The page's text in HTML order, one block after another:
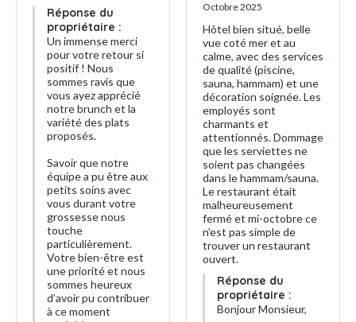
Réponse du
propriétaire :
Un immense merci
pour votre retour si
positif ! Nous
sommes ravis que
vous ayez apprécié
notre brunch et la
variété des plats
proposés.
Savoir que notre
équipe a pu être aux
petits soins avec
vous durant votre
grossesse nous
touche
particulièrement.
Votre bien-être est
une priorité et nous
sommes heureux
d’avoir pu contribuer
à ce moment
Octobre 2025
Hôtel bien situé, belle
vue coté mer et au
calme, avec des services
de qualité (piscine,
sauna, hammam) et une
décoration soignée. Les
employés sont
charmants et
attentionnés. Dommage
que les serviettes ne
soient pas changées
dans le hammam/sauna.
Le restaurant était
malheureusement
fermé et mi-octobre ce
n'est pas simple de
trouver un restaurant
ouvert.
Réponse du
propriétaire :
Bonjour Monsieur,